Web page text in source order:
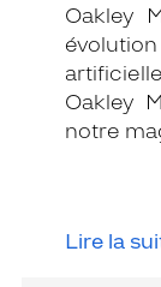
Oakley
Oakley
notre
Lire la